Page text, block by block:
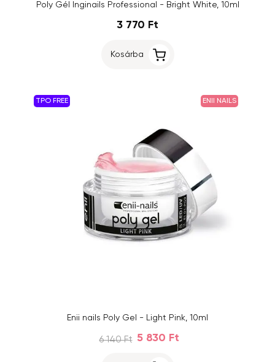
Poly Gél Inginails Professional - Bright White, 10ml
3 770 Ft
Kosárba
TPO FREE ENII NAILS
Enii nails Poly Gel - Light Pink, 10ml
6 140 Ft 5 830 Ft